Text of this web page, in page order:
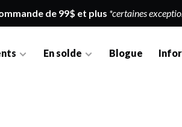
de 99$ et plus *certaines
En solde Blogue